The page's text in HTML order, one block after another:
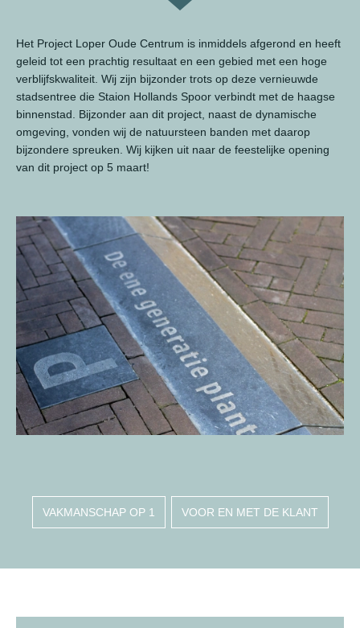
Het Project Loper Oude Centrum is inmiddels afgerond en heeft
geleid tot een prachtig resultaat en een gebied met een hoge
verblijfskwaliteit. Wij zijn bijzonder trots op deze vernieuwde
stadsentree die Staion Hollands Spoor verbindt met de haagse
binnenstad. Bijzonder aan dit project, naast de dynamische
omgeving, vonden wij de natuursteen banden met daarop
bijzondere spreuken. Wij kijken uit naar de feestelijke opening
van dit project op 5 maart!
VAKMANSCHAP OP 1 VOOR EN MET DE KLANT